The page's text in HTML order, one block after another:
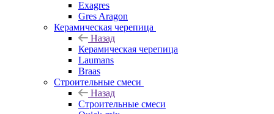
Exagres
Gres Aragon
Керамическая черепица
Назад
Керамическая черепица
Laumans
Braas
Строительные смеси
Назад
Строительные смеси